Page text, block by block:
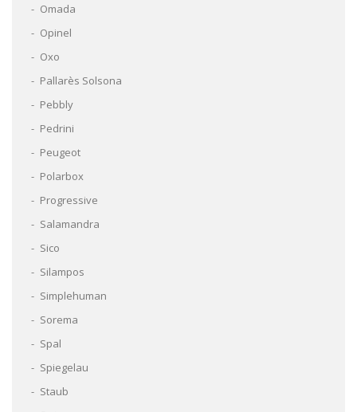
Omada
Opinel
Oxo
Pallarès Solsona
Pebbly
Pedrini
Peugeot
Polarbox
Progressive
Salamandra
Sico
Silampos
Simplehuman
Sorema
Spal
Spiegelau
Staub